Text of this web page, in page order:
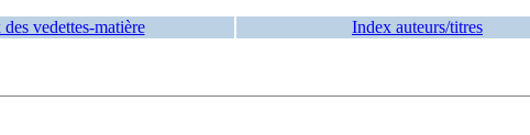
vedettes-matière Index auteurs/titres